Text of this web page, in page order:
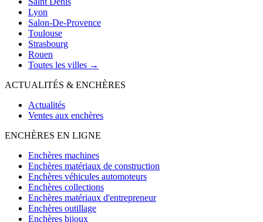
Lyon
Salon-De-Provence
Toulouse
Strasbourg
Rouen
Toutes les villes →
ACTUALITÉS & ENCHÈRES
Actualités
Ventes aux enchères
ENCHÈRES EN LIGNE
Enchères machines
Enchères matériaux de construction
Enchères véhicules automoteurs
Enchères collections
Enchères matériaux d'entrepreneur
Enchères outillage
Enchères bijoux